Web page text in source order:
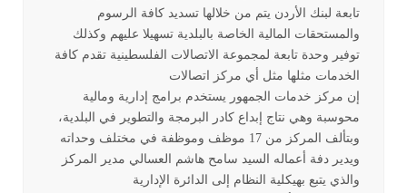
تابعة لبنك الأردن يتم من خلالها تسديد كافة الرسوم
والمستحقات المالية الخاصة بالبلدية تسهيلا عليهم وكذلك
توفير وحدة تابعة لمجموعة الاتصالات الفلسطينية تقدم كافة
الخدمات مثلها مثل أي مركز اتصالات
إن مركز خدمات الجمهور يستخدم برامج إدارية ومالية
محوسبة وهي نتاج إبداع كادر البرمجة والتطوير في البلدية،
وبتألف المركز من 17 موظف وموظفة في مختلف وحداته
ويدير دفة أعماله السيد سامح هاشم العسالي مدير المركز
والذي يتبع بهيكلية النظام إلى الدائرة الإدارية